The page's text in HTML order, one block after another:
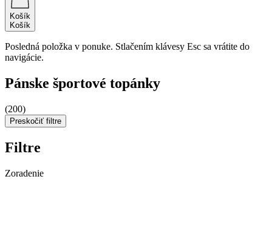
Košík
Košík
Posledná položka v ponuke. Stlačením klávesy Esc sa vrátite do
navigácie.
Pánske športové topánky
(200)
Preskočiť filtre
Filtre
Zoradenie